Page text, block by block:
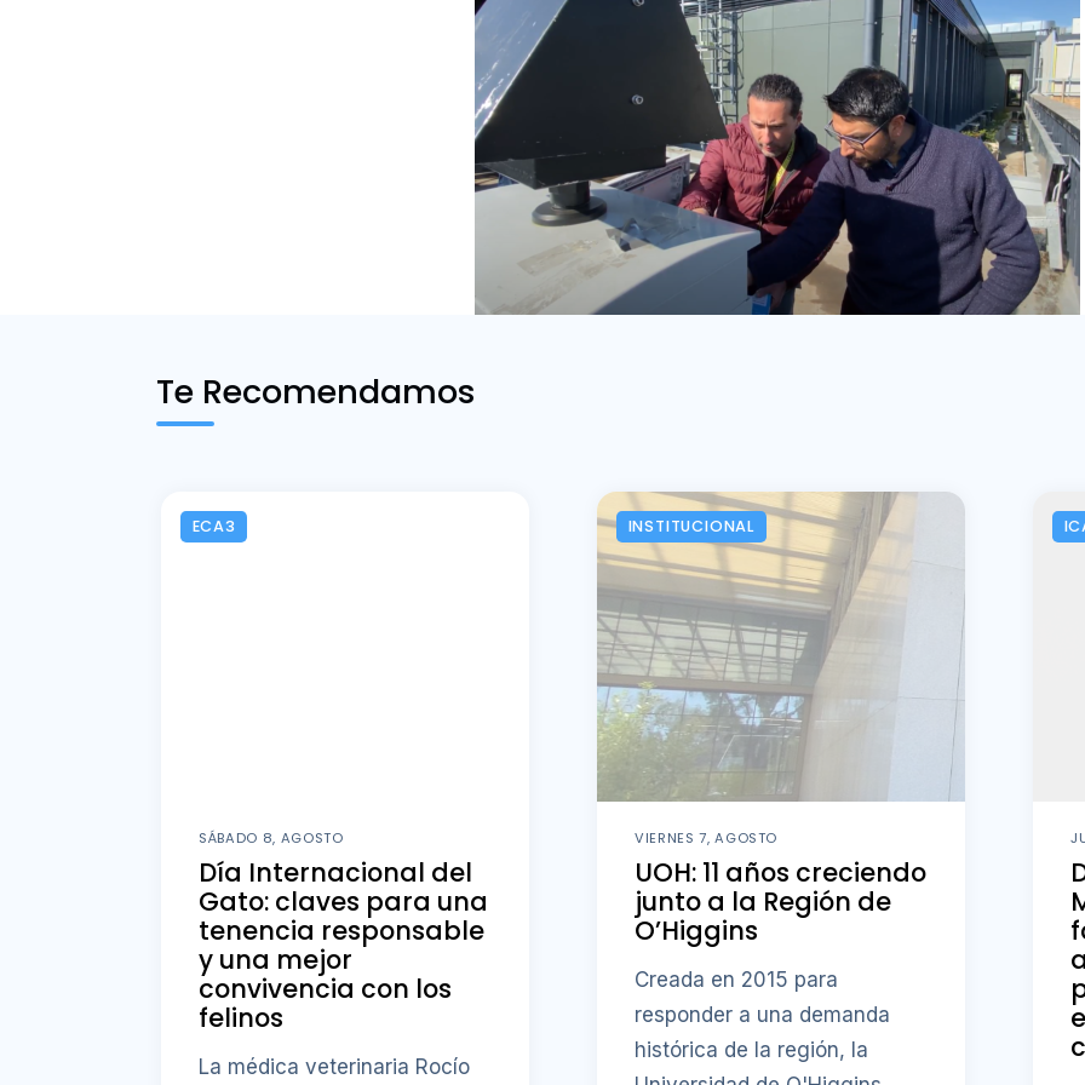
Te Recomendamos
ECA3
SÁBADO 8, AGOSTO
Día Internacional del
Gato: claves para una
tenencia responsable
y una mejor
convivencia con los
felinos
La médica veterinaria Rocío
INSTITUCIONAL
VIERNES 7, AGOSTO
UOH: 11 años creciendo
junto a la Región de
O’Higgins
Creada en 2015 para
responder a una demanda
histórica de la región, la